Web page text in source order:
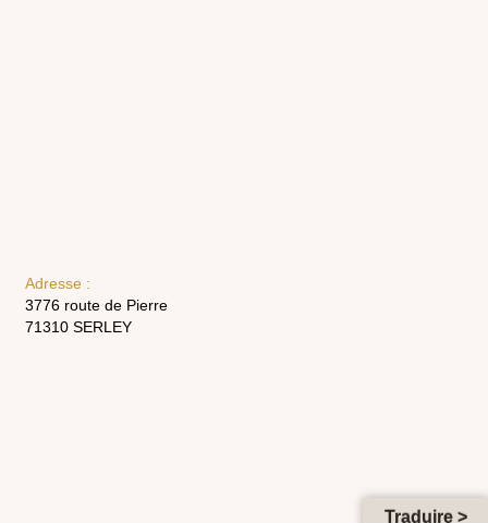
Adresse :
3776 route de Pierre
71310 SERLEY
Traduire >